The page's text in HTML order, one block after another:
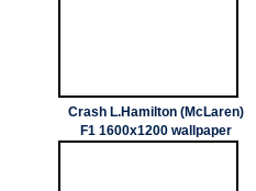
Crash L.Hamilton (McLaren)
F1 1600x1200 wallpaper